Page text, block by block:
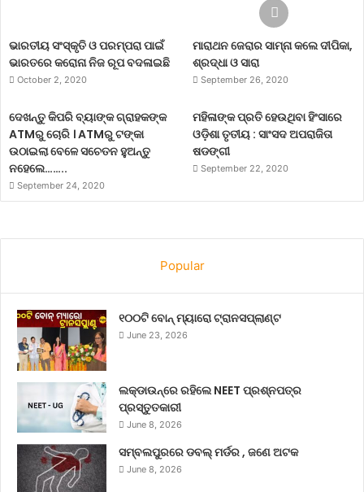
ଭାରତୀୟ ସଂସ୍କୃତି ଓ ପରମ୍ପରା ପାଇଁ
ଭାରତରେ କରୋନା ନିଜ ରୂପ ବଦଳାଇଛି
October 2, 2020
ମାରାଥନ ଜେରାର ସାମ୍ନା କଲେ ଦୀପିକା,
ଶ୍ରଦ୍ଧା ଓ ସାରା
September 26, 2020
ଦେଖନ୍ତୁ କିପରି ବ୍ୟାଙ୍କ ଗ୍ରାହକଙ୍କ
ATMରୁ ଚୋରି । ATMରୁ ଟଙ୍କା
ଉଠାଇଲା ବେଳେ ସଚେତନ ହୁଅନ୍ତୁ
ନହେଲେ……..
September 24, 2020
ମହିଳାଙ୍କ ପ୍ରତି ହେଉଥିବା ହିଂସାରେ
ଓଡ଼ିଶା ତୃତୀୟ : ସାଂସଦ ଅପରାଜିତା
ଷଡଙ୍ଗୀ
September 22, 2020
Popular
୧୦୦ଟି ବୋନ୍ ମ୍ୟାରୋ ଟ୍ରାନସପ୍ଲାଣ୍ଟ
June 23, 2026
ଲକ୍‌ଡାଉନ୍‌ରେ ରହିଲେ NEET ପ୍ରଶ୍ନପତ୍ର
ପ୍ରସ୍ତୁତକାରୀ
June 8, 2026
ସମ୍ବଲପୁରରେ ଡବଲ୍ ମର୍ଡର , ଜଣେ ଅଟକ
June 8, 2026